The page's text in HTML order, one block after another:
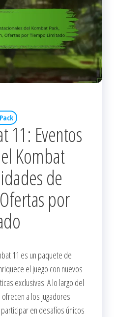
11: Eventos
Kombat
de
por
11 es un paquete de
el juego con nuevos
exclusivas. A lo largo del
a los jugadores
en desafíos únicos